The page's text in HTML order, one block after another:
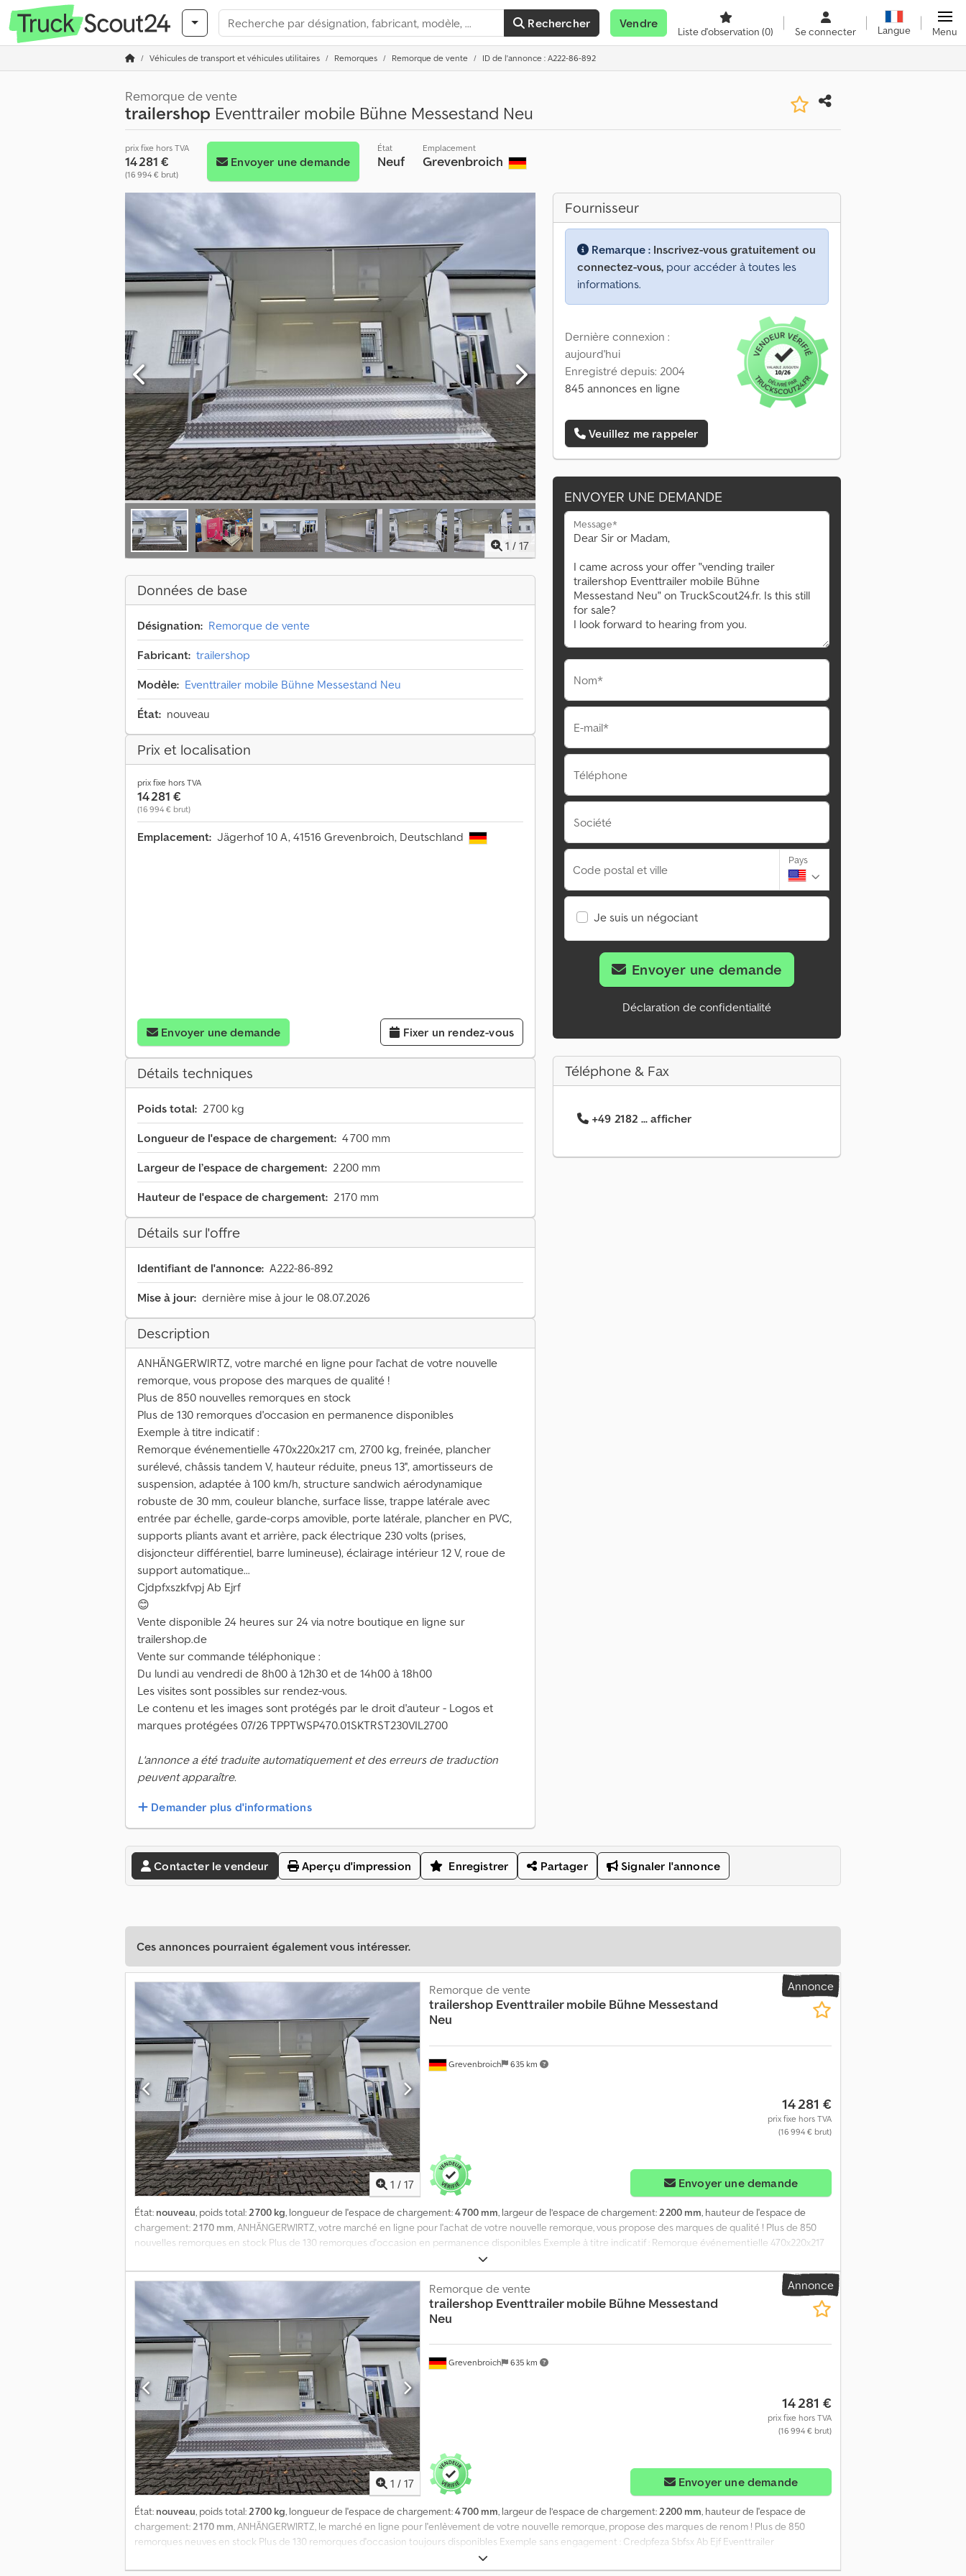
Rechercher Vendre
Liste d'observation (0) Se connecter Langue Menu
Véhicules de transport et véhicules utilitaires Remorques Remorque de vente ID de l'annonce : A222-86-892
Remorque de vente
trailershop Eventtrailer mobile Bühne Messestand Neu
prix fixe hors TVA
14 281 €
(16 994 € brut)
Envoyer une demande
État
Neuf
Emplacement
Grevenbroich
1 / 17
Données de base
Désignation: Remorque de vente
Fabricant: trailershop
Modèle: Eventtrailer mobile Bühne Messestand Neu
État: nouveau
Prix et localisation
prix fixe hors TVA
14 281 €
(16 994 € brut)
Emplacement: Jägerhof 10 A, 41516 Grevenbroich, Deutschland
Envoyer une demande Fixer un rendez-vous
Détails techniques
Poids total: 2 700 kg
Longueur de l'espace de chargement: 4 700 mm
Largeur de l’espace de chargement: 2 200 mm
Hauteur de l'espace de chargement: 2 170 mm
Détails sur l'offre
Identifiant de l'annonce: A222-86-892
Mise à jour: dernière mise à jour le 08.07.2026
Description
ANHÄNGERWIRTZ, votre marché en ligne pour l'achat de votre nouvelle
remorque, vous propose des marques de qualité !
Plus de 850 nouvelles remorques en stock
Plus de 130 remorques d'occasion en permanence disponibles
Exemple à titre indicatif :
Remorque événementielle 470x220x217 cm, 2700 kg, freinée, plancher
surélevé, châssis tandem V, hauteur réduite, pneus 13'', amortisseurs de
suspension, adaptée à 100 km/h, structure sandwich aérodynamique
robuste de 30 mm, couleur blanche, surface lisse, trappe latérale avec
entrée par échelle, garde-corps amovible, porte latérale, plancher en PVC,
supports pliants avant et arrière, pack électrique 230 volts (prises,
disjoncteur différentiel, barre lumineuse), éclairage intérieur 12 V, roue de
support automatique...
Cjdpfxszkfvpj Ab Ejrf
😊
Vente disponible 24 heures sur 24 via notre boutique en ligne sur
trailershop.de
Vente sur commande téléphonique :
Du lundi au vendredi de 8h00 à 12h30 et de 14h00 à 18h00
Les visites sont possibles sur rendez-vous.
Le contenu et les images sont protégés par le droit d'auteur - Logos et
marques protégées 07/26 TPPTWSP470.01SKTRST230VIL2700
L'annonce a été traduite automatiquement et des erreurs de traduction
peuvent apparaître.
Demander plus d'informations
Fournisseur
Remarque : Inscrivez-vous gratuitement ou
connectez-vous, pour accéder à toutes les
informations.
Dernière connexion :
aujourd'hui
Enregistré depuis: 2004
845 annonces en ligne
Veuillez me rappeler
ENVOYER UNE DEMANDE
Message*
Nom*
E-mail*
Téléphone
Société
Code postal et ville
Pays
Je suis un négociant
Envoyer une demande
Déclaration de confidentialité
Téléphone & Fax
+49 2182 ... afficher
Contacter le vendeur Aperçu d'impression Enregistrer Partager Signaler l'annonce
Ces annonces pourraient également vous intéresser.
Annonce
1 / 17
Grevenbroich 635 km
Remorque de vente
trailershop Eventtrailer mobile Bühne Messestand
Neu
14 281 €
prix fixe hors TVA
(16 994 € brut)
Envoyer une demande
État: nouveau, poids total:2 700 kg, longueur de l'espace de chargement:4 700 mm, largeur de l’espace de chargement:2 200 mm, hauteur de l'espace de
chargement:2 170 mm, ANHÄNGERWIRTZ, votre marché en ligne pour l'achat de votre nouvelle remorque, vous propose des marques de qualité ! Plus de 850
nouvelles remorques en stock Plus de 130 remorques d'occasion en permanence disponibles Exemple à titre indicatif : Remorque événementielle 470x220x217
cm, 2700 kg, freinée, plancher surélevé, châssis tandem V, hauteur réduite, pneus 13'', amortisseurs de suspension, adaptée à 100 km/h, structure sandwich
aérodynamique robuste de 30 mm, couleur blanche, surface lisse, trappe latérale avec entrée par échelle, garde-corps amovible, porte latérale, plancher en
PVC, supports pliants avant et arrière, pack électrique 230 volts (prises, disjoncteur différentiel, barre lumineuse), éclairage intérieur 12 V, roue de support
automatique... 😊 Vente disponible 24 heures sur 24 via notre boutique en ligne sur trailershop.de Vente sur commande téléphonique : Cjdpszmy Rajfx Ab Esrf Du
lundi au vendredi de 8h00 à 12h30 et de 14h00 à 18h00 Les visites sont possibles sur rendez-vous. Le contenu et les images sont protégés par le droit d'auteur -
Logos et marques protégées 07/26 TPPTWSP470.01SKTRST230VIL2700
Annonce
1 / 17
Grevenbroich 635 km
Remorque de vente
trailershop Eventtrailer mobile Bühne Messestand
Neu
14 281 €
prix fixe hors TVA
(16 994 € brut)
Envoyer une demande
État: nouveau, poids total:2 700 kg, longueur de l'espace de chargement:4 700 mm, largeur de l’espace de chargement:2 200 mm, hauteur de l'espace de
chargement:2 170 mm, ANHÄNGERWIRTZ, le marché en ligne pour l'enlèvement de votre nouvelle remorque, propose des marques de renom ! Plus de 850
remorques neuves en stock Plus de 130 remorques d'occasion toujours disponibles Exemple sans engagement : Credpfeza Sbfsx Ab Ejf Eventtrailer
470x220x217cm, 2700kg, freiné, plateau surélevé, tandem châssis en V bas, pneus 13'', amortisseurs adaptés à 100 km/h, construction sandwich robuste et
aérodynamique de 30 mm, couleur blanche lisse, trappe latérale avec escalier et main courante amovible, porte latérale, plancher PVC, béquilles rabattables à